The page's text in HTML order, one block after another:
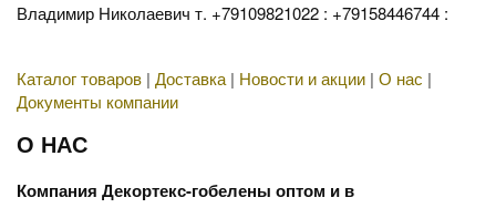
Владимир Николаевич т. +79109821022 : +79158446744 :
Каталог товаров | Доставка| Новости и акции | О нас |
Документы компании
О НАС
Компания Декортекс-гобелены оптом и в